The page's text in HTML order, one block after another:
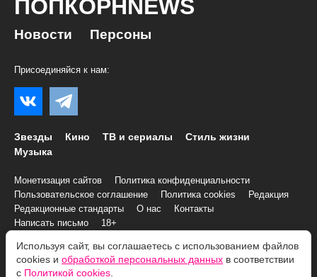
ПОПКОРНNEWS
Новости Персоны
Присоединяйся к нам:
Звезды Кино ТВ и сериалы
Стиль жизни
Музыка
Монетизация сайтов
Политика конфиденциальности
Пользовательское соглашение
Политика cookies
Редакция
Редакционные стандарты
О нас
Контакты
Написать письмо
18+
© 2007–2026 Все права и материалы принадлежат
«ПОПКОРНNEWS»
Используя сайт, вы соглашаетесь с использованием файлов
cookies и обработкой персональных данных в соответствии
с Политикой cookies